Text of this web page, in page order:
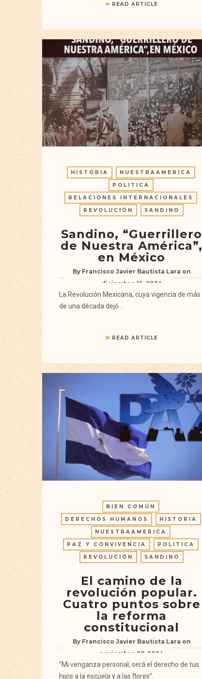
READ ARTICLE
HISTORIA
NUESTRAAMERICA
POLITICA
RELACIONES INTERNACIONALES
REVOLUCIÓN
SANDINO
Sandino, “Guerrillero
de Nuestra América”,
en México
By Francisco Javier Bautista Lara on
diciembre 16, 2024
La Revolución Mexicana, cuya vigencia de más
de una década dejó…
READ ARTICLE
BIEN COMÚN
DERECHOS HUMANOS
HISTORIA
NUESTRAAMERICA
PAZ Y CONVIVENCIA
POLITICA
REVOLUCIÓN
SANDINO
El camino de la
revolución popular.
Cuatro puntos sobre
la reforma
constitucional
By Francisco Javier Bautista Lara on
noviembre 29, 2024
“Mi venganza personal, será el derecho de tus
hijos a la escuela y a las flores”.